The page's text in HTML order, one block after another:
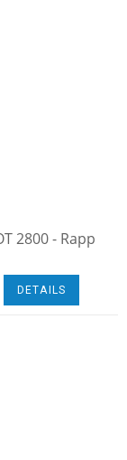
2800 - Rapp
DETAILS